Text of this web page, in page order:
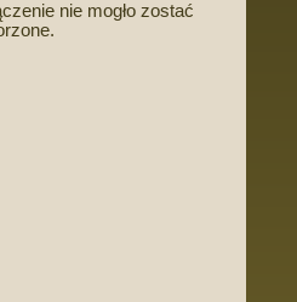
nie mogło zostać